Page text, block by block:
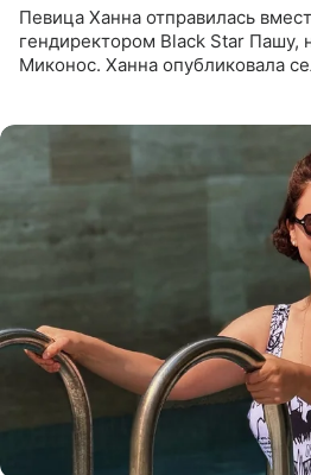
Певица Ханна отправилась
гендиректором Black Star Пашу,
Миконос. Ханна опубликовала